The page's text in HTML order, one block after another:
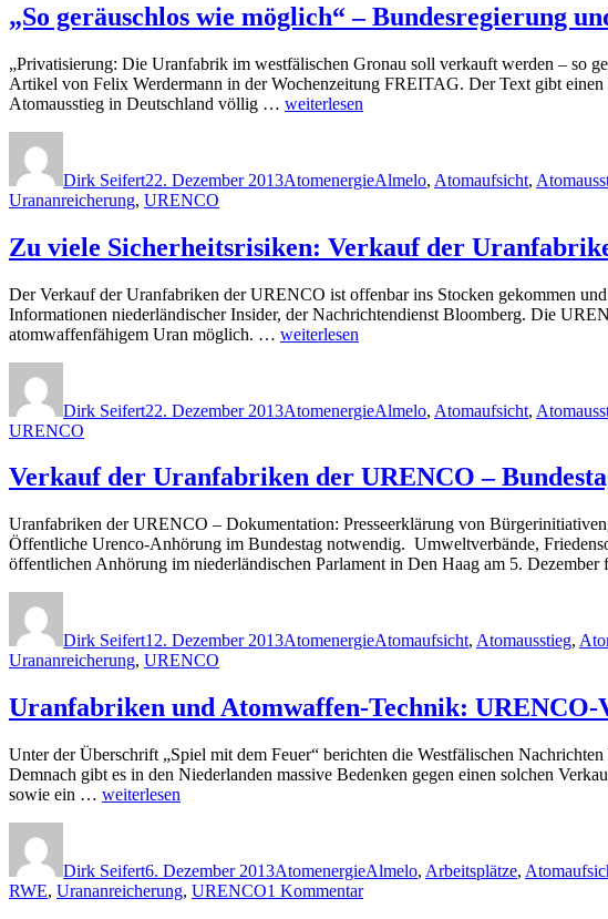
„So geräuschlos wie möglich“ – Bundesregierung
„Privatisierung: Die Uranfabrik im westfälischen Gronau soll verkauft werden – so
Artikel von Felix Werdermann in der Wochenzeitung FREITAG. Der Text gibt
Atomausstieg in Deutschland völlig … „„So
–
Verkauf
der
von
URENCO“
weiterlesen
Dirk Seifert22. Dezember 2013AtomenergieAlmelo, Atomaufsicht,
Urananreicherung, URENCO
Zu viele Sicherheitsrisiken: Verkauf der
Der Verkauf der Uranfabriken der URENCO ist offenbar ins Stocken gekommen
Informationen niederländischer Insider, der Nachrichtendienst Bloomberg. Die
atomwaffenfähigem Uran möglich. … „Zu
der
URENCO
verzögert
weiterlesen
Dirk Seifert22. Dezember 2013AtomenergieAlmelo, Atomaufsicht,
URENCO
Verkauf der Uranfabriken der URENCO –
Uranfabriken der URENCO – Dokumentation: Presseerklärung von
Öffentliche Urenco-Anhörung im Bundestag notwendig. Umweltverbände,
öffentlichen Anhörung im niederländischen Parlament in Den Haag am 5.
Dirk Seifert12. Dezember 2013AtomenergieAtomaufsicht, Atomausstieg,
Urananreicherung, URENCO
Uranfabriken und Atomwaffen-Technik: URENCO-
Unter der Überschrift „Spiel mit dem Feuer“ berichten die Westfälischen
Demnach gibt es in den Niederlanden massive Bedenken gegen einen solchen
sowie ein … „Uranfabriken
URENCO-
Verkauf
weiterlesen
Dirk Seifert6. Dezember 2013AtomenergieAlmelo, Arbeitsplätze,
RWE, Urananreicherung, URENCO1 Kommentarzu